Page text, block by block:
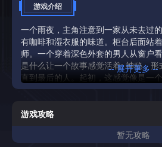
游戏介绍
一个雨夜，主角注意到一家从未去过
有咖啡和湿衣服的味道。柜台后面站
师。一个穿着深色外套的男人从窗户
是什么让一个故事感觉活着: 神秘，
直到最后的人。起初，这感觉像是一
后，关于咖啡的笑话不再像笑话一样
标志更多。NeuroSlop是一部简短的线
围，写作，音乐和对话。
-- 展开更多 --
游戏攻略
暂无攻略